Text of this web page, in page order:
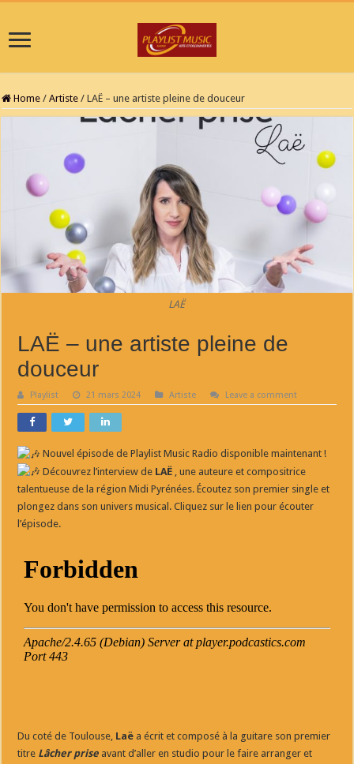
Home / Artiste / LAË – une artiste pleine de douceur
LAË
LAË – une artiste pleine de
douceur
Playlist 21 mars 2024 Artiste Leave a comment
Nouvel épisode de Playlist Music Radio disponible maintenant !
Découvrez l’interview de LAË , une auteure et compositrice
talentueuse de la région Midi Pyrénées. Écoutez son premier single et
plongez dans son univers musical. Cliquez sur le lien pour écouter
l’épisode.
Du coté de Toulouse, Laë a écrit et composé à la guitare son premier
titre Lâcher prise avant d’aller en studio pour le faire arranger et